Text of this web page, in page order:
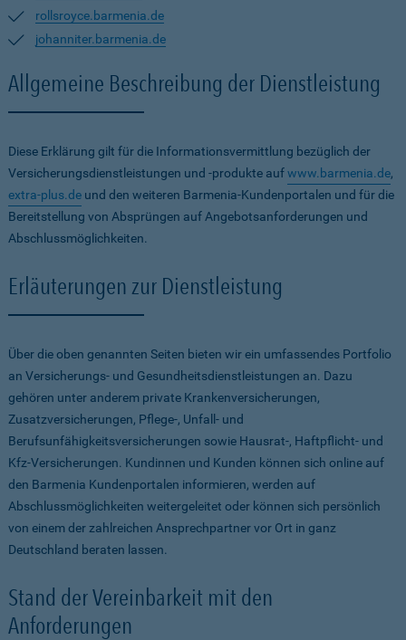
rollsroyce.barmenia.de
johanniter.barmenia.de
Allgemeine Beschreibung der Dienstleistung
Diese Erklärung gilt für die Informationsvermittlung bezüglich der
Versicherungsdienstleistungen und -produkte aufwww.barmenia.de,
extra-plus.de und den weiteren Barmenia-Kundenportalen und für die
Bereitstellung von Absprüngen auf Angebotsanforderungen und
Abschlussmöglichkeiten.
Erläuterungen zur Dienstleistung
Über die oben genannten Seiten bieten wir ein umfassendes Portfolio
an Versicherungs- und Gesundheitsdienstleistungen an. Dazu
gehören unter anderem private Krankenversicherungen,
Zusatzversicherungen, Pflege-, Unfall- und
Berufsunfähigkeitsversicherungen sowie Hausrat-, Haftpflicht- und
Kfz-Versicherungen. Kundinnen und Kunden können sich online auf
den Barmenia Kundenportalen informieren, werden auf
Abschlussmöglichkeiten weitergeleitet oder können sich persönlich
von einem der zahlreichen Ansprechpartner vor Ort in ganz
Deutschland beraten lassen.
Stand der Vereinbarkeit mit den
Anforderungen